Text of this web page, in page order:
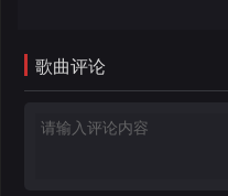
歌曲评论